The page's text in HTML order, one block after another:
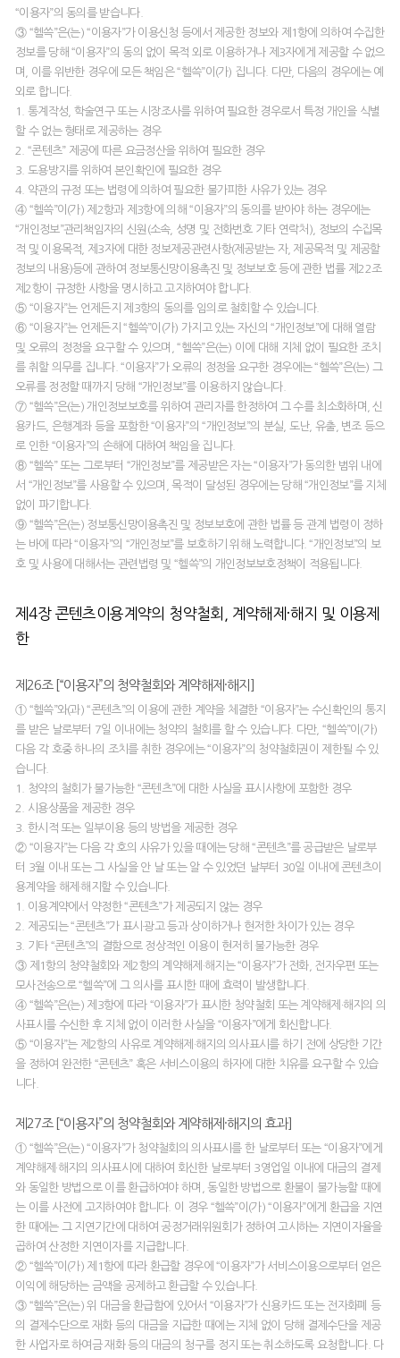
“이용자”의 동의를 받습니다.
③ “헬쓱”은(는) “이용자”가 이용신청 등에서 제공한 정보와 제1항에 의하여 수집한
정보를 당해 “이용자”의 동의 없이 목적 외로 이용하거나 제3자에게 제공할 수 없으
며, 이를 위반한 경우에 모든 책임은 “헬쓱”이(가) 집니다. 다만, 다음의 경우에는 예
외로 합니다.
1. 통계작성, 학술연구 또는 시장조사를 위하여 필요한 경우로서 특정 개인을 식별
할 수 없는 형태로 제공하는 경우
2. “콘텐츠” 제공에 따른 요금정산을 위하여 필요한 경우
3. 도용방지를 위하여 본인확인에 필요한 경우
4. 약관의 규정 또는 법령에 의하여 필요한 불가피한 사유가 있는 경우
④ “헬쓱”이(가) 제2항과 제3항에 의해 “이용자”의 동의를 받아야 하는 경우에는
“개인정보”관리책임자의 신원(소속, 성명 및 전화번호 기타 연락처), 정보의 수집목
적 및 이용목적, 제3자에 대한 정보제공관련사항(제공받는 자, 제공목적 및 제공할
정보의 내용)등에 관하여 정보통신망이용촉진 및 정보보호 등에 관한 법률 제22조
제2항이 규정한 사항을 명시하고 고지하여야 합니다.
⑤ “이용자”는 언제든지 제3항의 동의를 임의로 철회할 수 있습니다.
⑥ “이용자”는 언제든지 “헬쓱”이(가) 가지고 있는 자신의 “개인정보”에 대해 열람
및 오류의 정정을 요구할 수 있으며, “헬쓱”은(는) 이에 대해 지체 없이 필요한 조치
를 취할 의무를 집니다. “이용자”가 오류의 정정을 요구한 경우에는 “헬쓱”은(는) 그
오류를 정정할 때까지 당해 “개인정보”를 이용하지 않습니다.
⑦ “헬쓱”은(는) 개인정보보호를 위하여 관리자를 한정하여 그 수를 최소화하며, 신
용카드, 은행계좌 등을 포함한 “이용자”의 “개인정보”의 분실, 도난, 유출, 변조 등으
로 인한 “이용자”의 손해에 대하여 책임을 집니다.
⑧ “헬쓱” 또는 그로부터 “개인정보”를 제공받은 자는 “이용자”가 동의한 범위 내에
서 “개인정보”를 사용할 수 있으며, 목적이 달성된 경우에는 당해 “개인정보”를 지체
없이 파기합니다.
⑨ “헬쓱”은(는) 정보통신망이용촉진 및 정보보호에 관한 법률 등 관계 법령이 정하
는 바에 따라 “이용자”의 “개인정보”를 보호하기 위해 노력합니다. “개인정보”의 보
호 및 사용에 대해서는 관련법령 및 “헬쓱”의 개인정보보호정책이 적용됩니다.
제4장 콘텐츠이용계약의 청약철회, 계약해제·해지 및 이용제
한
제26조 [“이용자”의 청약철회와 계약해제·해지]
① “헬쓱”와(과) “콘텐츠”의 이용에 관한 계약을 체결한 “이용자”는 수신확인의 통지
를 받은 날로부터 7일 이내에는 청약의 철회를 할 수 있습니다. 다만, “헬쓱”이(가)
다음 각 호중 하나의 조치를 취한 경우에는 “이용자”의 청약철회권이 제한될 수 있
습니다.
1. 청약의 철회가 불가능한 “콘텐츠”에 대한 사실을 표시사항에 포함한 경우
2. 시용상품을 제공한 경우
3. 한시적 또는 일부이용 등의 방법을 제공한 경우
② “이용자”는 다음 각 호의 사유가 있을 때에는 당해 “콘텐츠”를 공급받은 날로부
터 3월 이내 또는 그 사실을 안 날 또는 알 수 있었던 날부터 30일 이내에 콘텐츠이
용계약을 해제·해지할 수 있습니다.
1. 이용계약에서 약정한 “콘텐츠”가 제공되지 않는 경우
2. 제공되는 “콘텐츠”가 표시·광고 등과 상이하거나 현저한 차이가 있는 경우
3. 기타 “콘텐츠”의 결함으로 정상적인 이용이 현저히 불가능한 경우
③ 제1항의 청약철회와 제2항의 계약해제·해지는 “이용자”가 전화, 전자우편 또는
모사전송으로 “헬쓱”에 그 의사를 표시한 때에 효력이 발생합니다.
④ “헬쓱”은(는) 제3항에 따라 “이용자”가 표시한 청약철회 또는 계약해제·해지의 의
사표시를 수신한 후 지체 없이 이러한 사실을 “이용자”에게 회신합니다.
⑤ “이용자”는 제2항의 사유로 계약해제·해지의 의사표시를 하기 전에 상당한 기간
을 정하여 완전한 “콘텐츠” 혹은 서비스이용의 하자에 대한 치유를 요구할 수 있습
니다.
제27조 [“이용자”의 청약철회와 계약해제·해지의 효과]
① “헬쓱”은(는) “이용자”가 청약철회의 의사표시를 한 날로부터 또는 “이용자”에게
계약해제·해지의 의사표시에 대하여 회신한 날로부터 3영업일 이내에 대금의 결제
와 동일한 방법으로 이를 환급하여야 하며, 동일한 방법으로 환불이 불가능할 때에
는 이를 사전에 고지하여야 합니다. 이 경우 “헬쓱”이(가) “이용자”에게 환급을 지연
한 때에는 그 지연기간에 대하여 공정거래위원회가 정하여 고시하는 지연이자율을
곱하여 산정한 지연이자를 지급합니다.
② “헬쓱”이(가) 제1항에 따라 환급할 경우에 “이용자”가 서비스이용으로부터 얻은
이익에 해당하는 금액을 공제하고 환급할 수 있습니다.
③ “헬쓱”은(는) 위 대금을 환급함에 있어서 “이용자”가 신용카드 또는 전자화폐 등
의 결제수단으로 재화 등의 대금을 지급한 때에는 지체 없이 당해 결제수단을 제공
한 사업자로 하여금 재화 등의 대금의 청구를 정지 또는 취소하도록 요청합니다. 다